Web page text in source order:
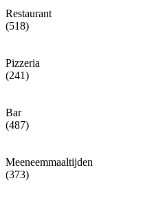
Restaurant
(518)
Pizzeria
(241)
Bar
(487)
Meeneemmaaltijden
(373)